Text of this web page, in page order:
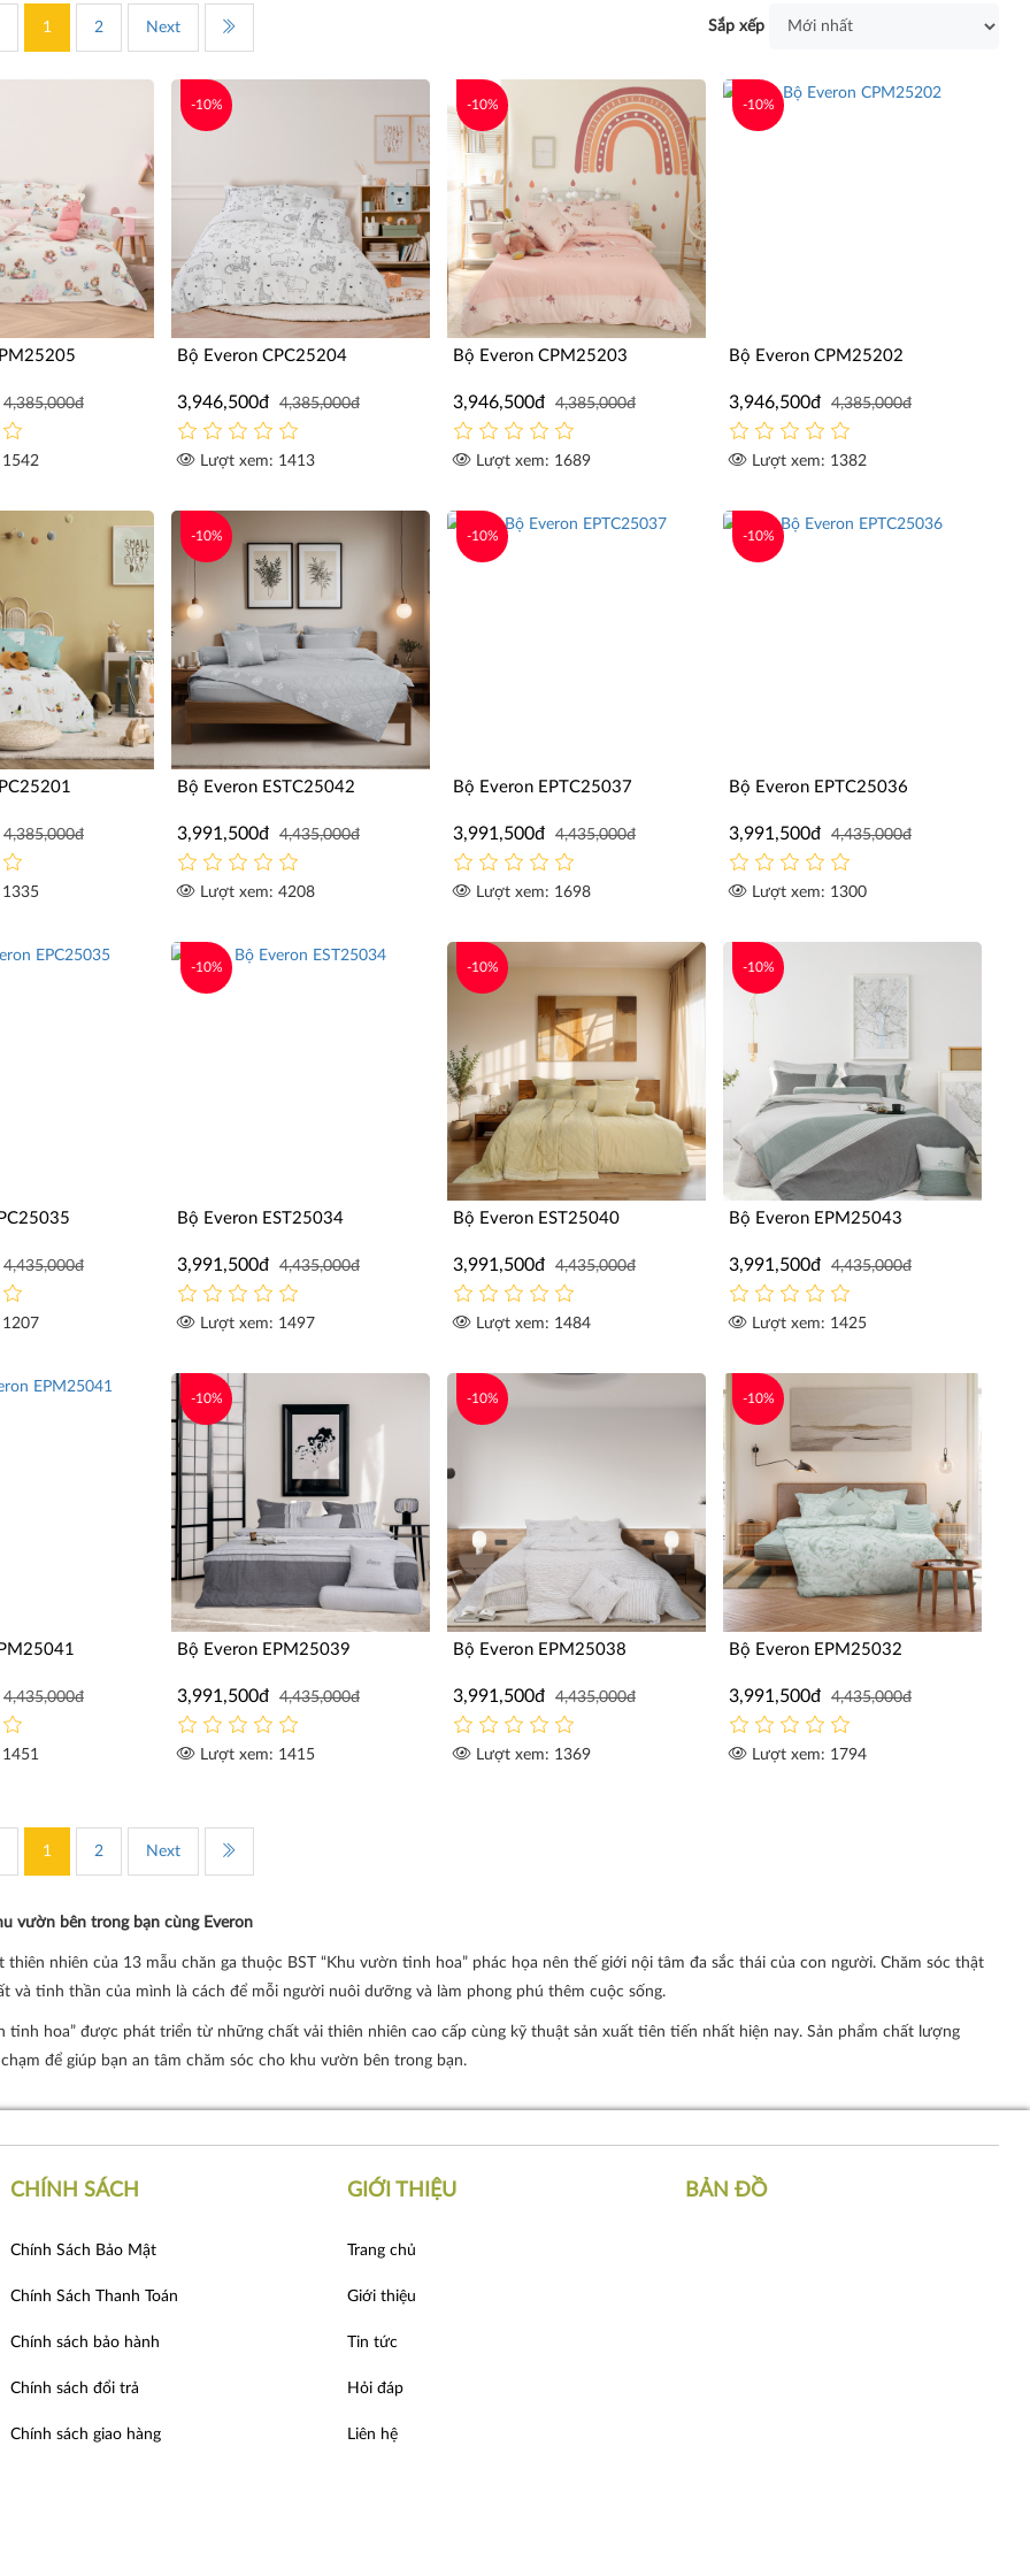
1 2 Next Sắp xếp
4,385,000đ
-10%
Bộ Everon CPC25204
3,946,500đ 4,385,000đ
Lượt xem: 1413
-10%
Bộ Everon CPM25203
3,946,500đ 4,385,000đ
Lượt xem: 1689
-10%
Bộ Everon CPM25202
3,946,500đ 4,385,000đ
Lượt xem: 1382
4,385,000đ
-10%
Bộ Everon ESTC25042
3,991,500đ 4,435,000đ
Lượt xem: 4208
-10%
Bộ Everon EPTC25037
3,991,500đ 4,435,000đ
Lượt xem: 1698
-10%
Bộ Everon EPTC25036
3,991,500đ 4,435,000đ
Lượt xem: 1300
4,435,000đ
-10%
Bộ Everon EST25034
3,991,500đ 4,435,000đ
Lượt xem: 1497
-10%
Bộ Everon EST25040
3,991,500đ 4,435,000đ
Lượt xem: 1484
-10%
Bộ Everon EPM25043
3,991,500đ 4,435,000đ
Lượt xem: 1425
4,435,000đ
-10%
Bộ Everon EPM25039
3,991,500đ 4,435,000đ
Lượt xem: 1415
-10%
Bộ Everon EPM25038
3,991,500đ 4,435,000đ
Lượt xem: 1369
-10%
Bộ Everon EPM25032
3,991,500đ 4,435,000đ
Lượt xem: 1794
1 2 Next
vườn bên trong bạn cùng Everon
thiên nhiên của 13 mẫu chăn ga thuộc BST “Khu vườn tinh hoa” phác họa nên thế giới nội tâm đa sắc thái của con người. Chăm sóc thật
và tinh thần của mình là cách để mỗi người nuôi dưỡng và làm phong phú thêm cuộc sống.
tinh hoa” được phát triển từ những chất vải thiên nhiên cao cấp cùng kỹ thuật sản xuất tiên tiến nhất hiện nay. Sản phẩm chất lượng
để giúp bạn an tâm chăm sóc cho khu vườn bên trong bạn.
CHÍNH SÁCH
Chính Sách Bảo Mật
Chính Sách Thanh Toán
Chính sách bảo hành
Chính sách đổi trả
Chính sách giao hàng
GIỚI THIỆU
Trang chủ
Giới thiệu
Tin tức
Hỏi đáp
Liên hệ
BẢN ĐỒ